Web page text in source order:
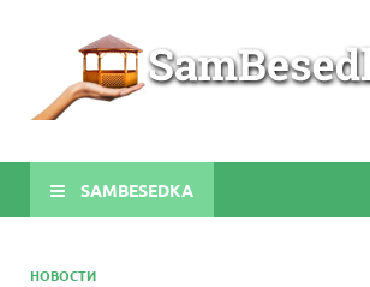
SAMBESEDKA
НОВОСТИ